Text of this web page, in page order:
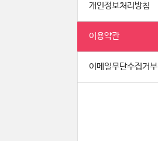
개인정보처리방침
이용약관
이메일무단수집거부